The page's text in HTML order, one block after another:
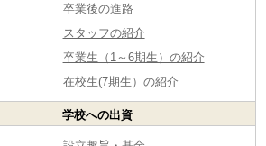
卒業後の進路
スタッフの紹介
卒業生（1～6期生）の紹介
在校生(7期生）の紹介
学校への出資